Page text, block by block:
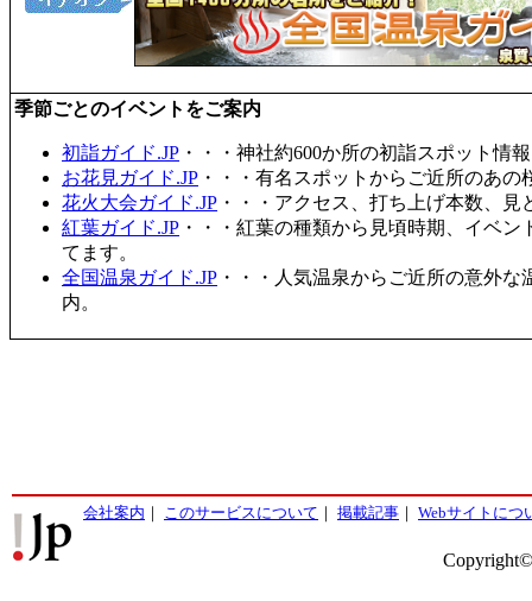
季節ごとのイベントをご案内
初詣ガイド.JP ・・・神社約600か所の初詣スポット情
お花見ガイド.JP ・・・有名スポットからご近所のあ
花火大会ガイド.JP ・・・アクセス、打ち上げ本数、
紅葉ガイド.JP ・・・紅葉の種類から見頃時期、イベ
てます。
全国温泉ガイド.JP ・・・人気温泉からご近所の意外
内。
会社案内 ｜ このサービスについて ｜ 掲載記事 ｜ Webサイトにつ